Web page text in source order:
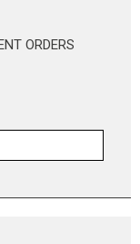
ORDERS